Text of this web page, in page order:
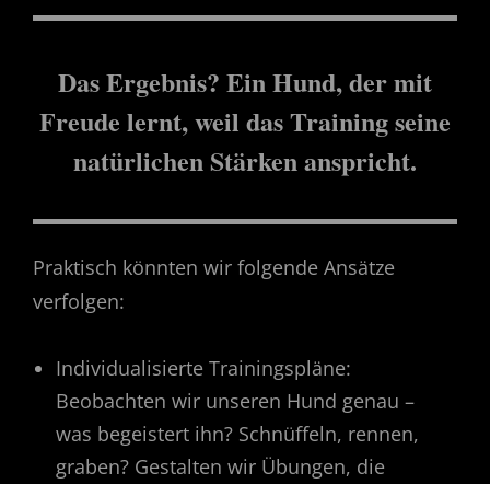
Das Ergebnis? Ein Hund, der mit
Freude lernt, weil das Training seine
natürlichen Stärken anspricht.
Praktisch könnten wir folgende Ansätze
verfolgen:
Individualisierte Trainingspläne:
Beobachten wir unseren Hund genau –
was begeistert ihn? Schnüffeln, rennen,
graben? Gestalten wir Übungen, die